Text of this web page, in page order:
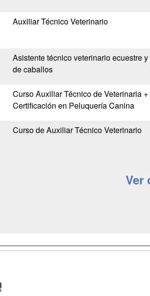
Auxiliar Técnico Veterinario
Asistente técnico veterinario ecuestre
de caballos
Curso Auxiliar Técnico de Veterinaria +
Certificación en Peluquería Canina
Curso de Auxiliar Técnico Veterinario
Ver